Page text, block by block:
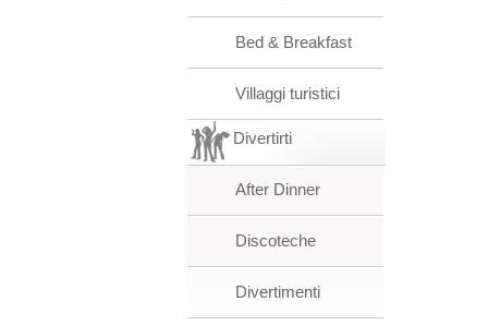
Bed & Breakfast
Villaggi turistici
Divertirti
After Dinner
Discoteche
Divertimenti